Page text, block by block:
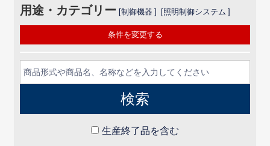
条件を変更する
用途・カテゴリー 制御機器 照明制御システム
生産終了品を含む